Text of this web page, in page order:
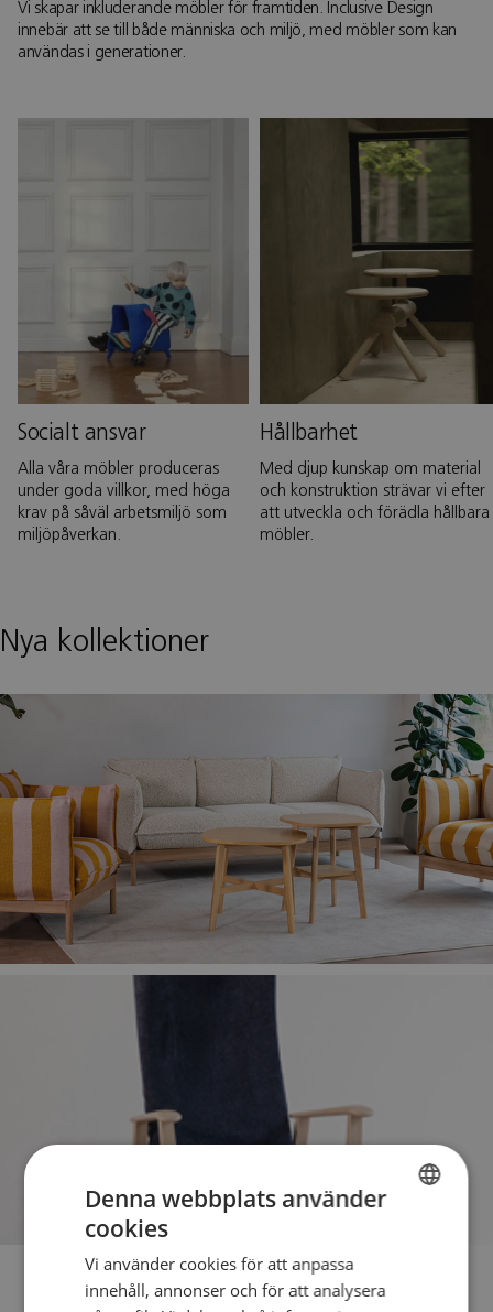
Vi skapar inkluderande möbler för framtiden. Inclusive Design
innebär att se till både människa och miljö, med möbler som kan
användas i generationer.
Socialt ansvar
Alla våra möbler produceras
under goda villkor, med höga
krav på såväl arbetsmiljö som
miljöpåverkan.
Hållbarhet
Med djup kunskap om material
och konstruktion strävar vi efter
att utveckla och förädla hållbara
möbler.
Nya kollektioner
Design: Studio JOOY
Denna webbplats använder
cookies
Vi använder cookies för att anpassa
innehåll, annonser och för att analysera